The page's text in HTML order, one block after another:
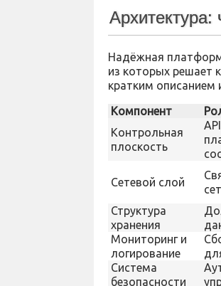
Надёжная
из которых решает
кратким описанием
Компонент
Контрольная
плоскость
Сетевой слой
Структура
хранения
Мониторинг и
логирование
Система
безопасности